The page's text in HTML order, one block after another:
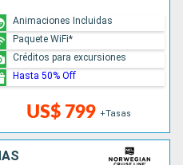
US$ 799 +Tasas
Animaciones Incluidas
Paquete WiFi*
Créditos para excursiones
Hasta 50% Off